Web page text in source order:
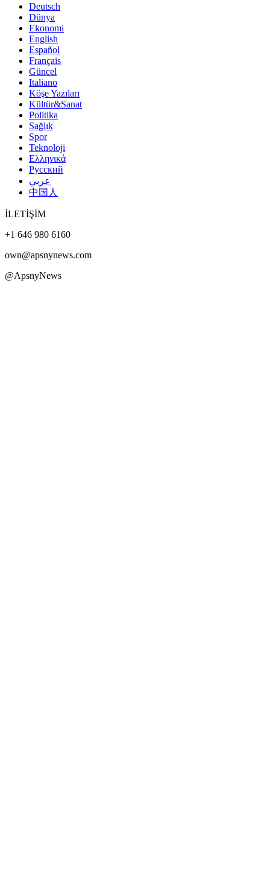
Deutsch
Dünya
Ekonomi
English
Español
Français
Güncel
Italiano
Köşe Yazıları
Kültür&Sanat
Politika
Sağlık
Spor
Teknoloji
Ελληνικά
Русский
عربي
中国人
İLETİŞİM
+1 646 980 6160
own@apsnynews.com
@ApsnyNews